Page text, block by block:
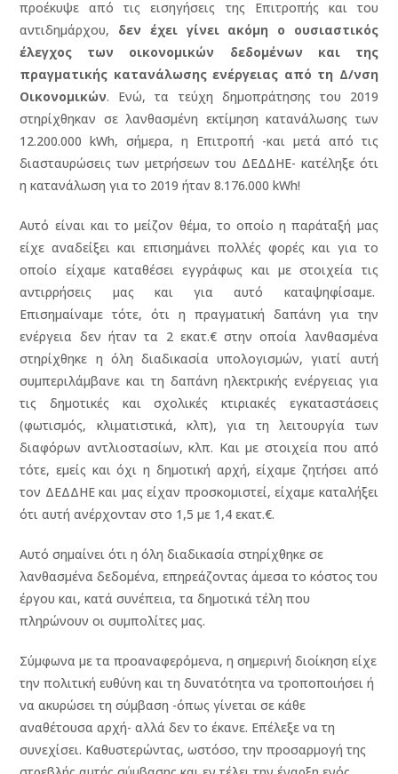
προέκυψε από τις εισηγήσεις της Επιτροπής και του
αντιδημάρχου, δεν έχει γίνει ακόμη ο ουσιαστικός
έλεγχος
των οικονομικών δεδομένων και της
πραγματικής κατανάλωσης ενέργειας από τη Δ/νση
Οικονομικών. Ενώ, τα τεύχη δημοπράτησης του 2019
στηρίχθηκαν σε λανθασμένη εκτίμηση κατανάλωσης των
12.200.000 kWh, σήμερα, η Επιτροπή -και μετά από τις
διασταυρώσεις των μετρήσεων του ΔΕΔΔΗΕ- κατέληξε ότι
η κατανάλωση για το 2019 ήταν 8.176.000 kWh!
Αυτό είναι και το μείζον θέμα, το οποίο η παράταξή μας
είχε αναδείξει και επισημάνει πολλές φορές και για το
οποίο είχαμε καταθέσει εγγράφως και με στοιχεία τις
αντιρρήσεις μας και για αυτό καταψηφίσαμε.
Επισημαίναμε τότε, ότι η πραγματική δαπάνη για την
ενέργεια δεν ήταν τα 2 εκατ.€ στην οποία λανθασμένα
στηρίχθηκε η όλη διαδικασία υπολογισμών, γιατί αυτή
συμπεριλάμβανε και τη δαπάνη ηλεκτρικής ενέργειας για
τις δημοτικές και σχολικές κτιριακές εγκαταστάσεις
(φωτισμός, κλιματιστικά, κλπ), για τη λειτουργία των
διαφόρων αντλιοστασίων, κλπ. Και με στοιχεία που από
τότε, εμείς και όχι η δημοτική αρχή, είχαμε ζητήσει από
τον ΔΕΔΔΗΕ και μας είχαν προσκομιστεί, είχαμε καταλήξει
ότι αυτή ανέρχονταν στο 1,5 με 1,4 εκατ.€.
Αυτό σημαίνει ότι η όλη διαδικασία στηρίχθηκε σε
λανθασμένα δεδομένα, επηρεάζοντας άμεσα το κόστος του
έργου και, κατά συνέπεια, τα δημοτικά τέλη που
πληρώνουν οι συμπολίτες μας.
Σύμφωνα με τα προαναφερόμενα, η σημερινή διοίκηση είχε
την πολιτική ευθύνη και τη δυνατότητα να τροποποιήσει ή
να ακυρώσει τη σύμβαση -όπως γίνεται σε κάθε
αναθέτουσα αρχή- αλλά δεν το έκανε. Επέλεξε να τη
συνεχίσει. Καθυστερώντας, ωστόσο, την προσαρμογή της